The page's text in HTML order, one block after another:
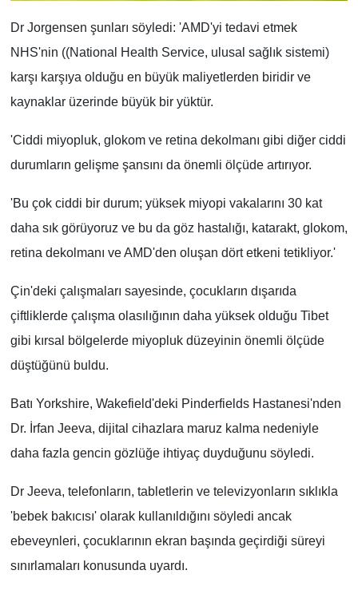
Dr Jorgensen şunları söyledi: 'AMD'yi tedavi etmek
NHS'nin ((National Health Service, ulusal sağlık sistemi)
karşı karşıya olduğu en büyük maliyetlerden biridir ve
kaynaklar üzerinde büyük bir yüktür.
'Ciddi miyopluk, glokom ve retina dekolmanı gibi diğer ciddi
durumların gelişme şansını da önemli ölçüde artırıyor.
'Bu çok ciddi bir durum; yüksek miyopi vakalarını 30 kat
daha sık görüyoruz ve bu da göz hastalığı, katarakt, glokom,
retina dekolmanı ve AMD'den oluşan dört etkeni tetikliyor.'
Çin'deki çalışmaları sayesinde, çocukların dışarıda
çiftliklerde çalışma olasılığının daha yüksek olduğu Tibet
gibi kırsal bölgelerde miyopluk düzeyinin önemli ölçüde
düştüğünü buldu.
Batı Yorkshire, Wakefield'deki Pinderfields Hastanesi'nden
Dr. İrfan Jeeva, dijital cihazlara maruz kalma nedeniyle
daha fazla gencin gözlüğe ihtiyaç duyduğunu söyledi.
Dr Jeeva, telefonların, tabletlerin ve televizyonların sıklıkla
'bebek bakıcısı' olarak kullanıldığını söyledi ancak
ebeveynleri, çocuklarının ekran başında geçirdiği süreyi
sınırlamaları konusunda uyardı.